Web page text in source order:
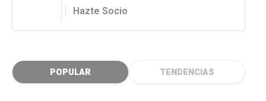
Hazte Socio
POPULAR TENDENCIAS